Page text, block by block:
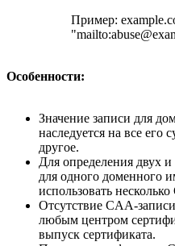
Пример:
Особенности:
Значение записи для
наследуется на все его
другое.
Для определения двух
для одного доменного
использовать
Отсутствие CAA-
любым центром
выпуск сертификата.